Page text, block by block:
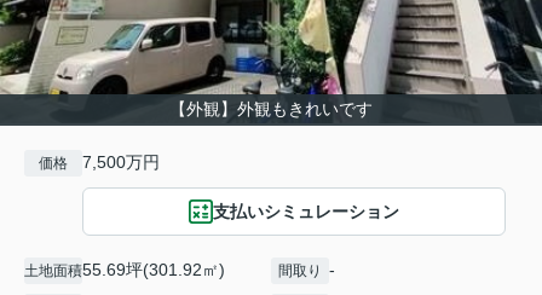
【外観】外観もきれいです
価格 7,500万円
支払いシミュレーション
土地面積55.69坪(301.92㎡) 間取り -